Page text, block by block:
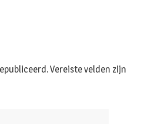
Vereiste velden zijn